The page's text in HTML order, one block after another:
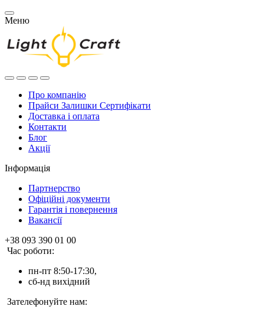
Меню
Про компанію
Прайси Залишки Сертифікати
Доставка і оплата
Контакти
Блог
Акції
Інформація
Партнерство
Офіційні документи
Гарантія і повернення
Вакансії
+38 093 390 01 00
Час роботи:
пн-пт 8:50-17:30,
сб-нд вихідний
Зателефонуйте нам: